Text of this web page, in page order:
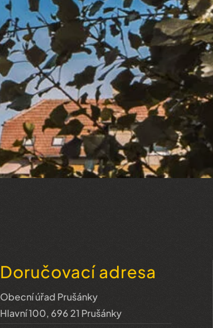
Doručovací adresa
Obecní úřad Prušánky
Hlavní 100, 696 21 Prušánky